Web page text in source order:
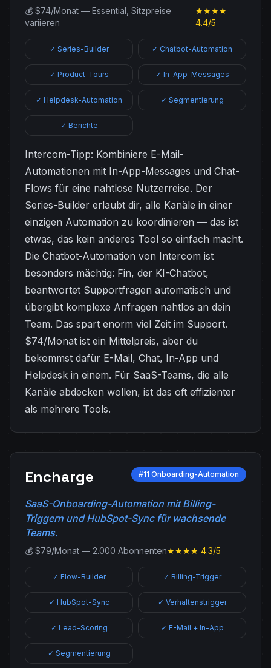
💰 $74/Monat — Essential, Sitzpreise
variieren
★★★★
4.4/5
✓ Series-Builder ✓ Chatbot-Automation
✓ Product-Tours ✓ In-App-Messages
✓ Helpdesk-Automation ✓ Segmentierung
✓ Berichte
Intercom-Tipp: Kombiniere E-Mail-
Automationen mit In-App-Messages und Chat-
Flows für eine nahtlose Nutzerreise. Der
Series-Builder erlaubt dir, alle Kanäle in einer
einzigen Automation zu koordinieren — das ist
etwas, das kein anderes Tool so einfach macht.
Die Chatbot-Automation von Intercom ist
besonders mächtig: Fin, der KI-Chatbot,
beantwortet Supportfragen automatisch und
übergibt komplexe Anfragen nahtlos an dein
Team. Das spart enorm viel Zeit im Support.
$74/Monat ist ein Mittelpreis, aber du
bekommst dafür E-Mail, Chat, In-App und
Helpdesk in einem. Für SaaS-Teams, die alle
Kanäle abdecken wollen, ist das oft effizienter
als mehrere Tools.
Encharge #11 Onboarding-Automation
SaaS-Onboarding-Automation mit Billing-
Triggern und HubSpot-Sync für wachsende
Teams.
💰 $79/Monat — 2.000 Abonnenten★★★★ 4.3/5
✓ Flow-Builder ✓ Billing-Trigger
✓ HubSpot-Sync ✓ Verhaltenstrigger
✓ Lead-Scoring ✓ E-Mail + In-App
✓ Segmentierung